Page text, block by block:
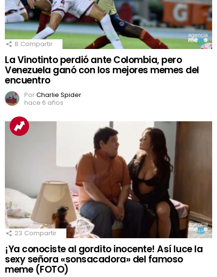
8 Compartir
La Vinotinto perdió ante Colombia, pero
Venezuela ganó con los mejores memes del
encuentro
PorCharlie Spider
hace 6 años
23 Compartir
¡Ya conociste al gordito inocente! Así luce la
sexy señora «sonsacadora» del famoso
meme (FOTO)